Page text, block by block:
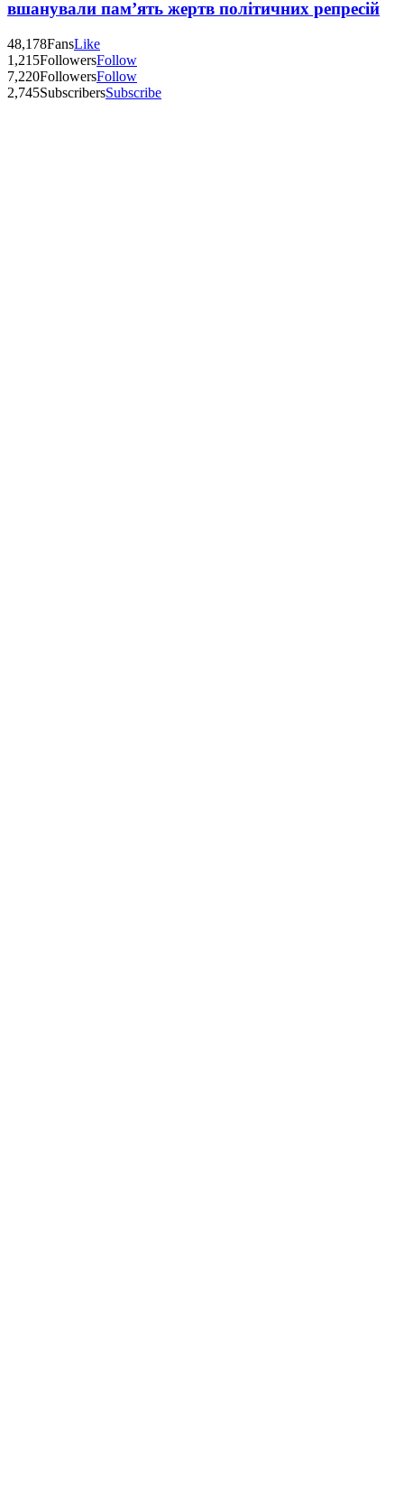
вшанували пам’ять жертв політичних репресій
48,178FansLike
1,215FollowersFollow
7,220FollowersFollow
2,745SubscribersSubscribe